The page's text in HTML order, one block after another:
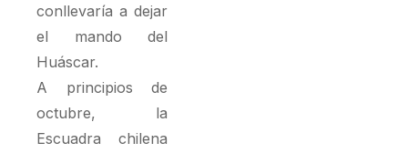
conllevaría a dejar
el mando del
Huáscar.
A principios de
octubre, la
Escuadra chilena